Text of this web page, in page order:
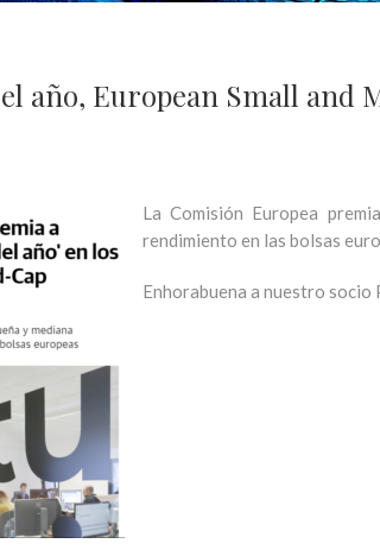
año, European Small and
La Comisión Europea
rendimiento en las bolsas
Enhorabuena a nuestro